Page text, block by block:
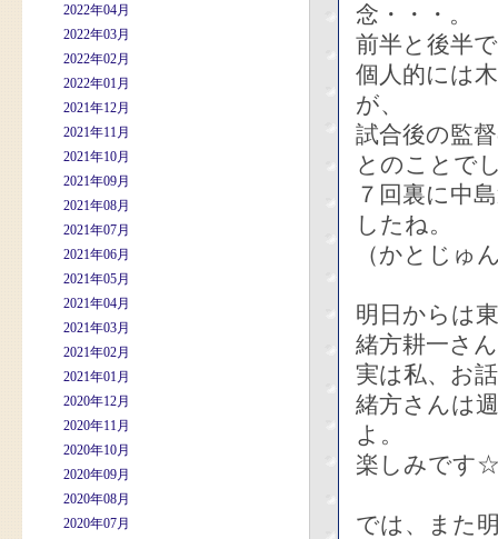
2022年04月
2022年03月
2022年02月
2022年01月
2021年12月
2021年11月
2021年10月
2021年09月
2021年08月
2021年07月
2021年06月
2021年05月
2021年04月
2021年03月
2021年02月
2021年01月
2020年12月
2020年11月
2020年10月
2020年09月
2020年08月
2020年07月
念・・・。
前半と後半
個人的には
が、
試合後の監
とのことで
７回裏に中
したね。
（かとじゅ
明日からは
緒方耕一さ
実は私、お
緒方さんは
よ。
楽しみです
では、また